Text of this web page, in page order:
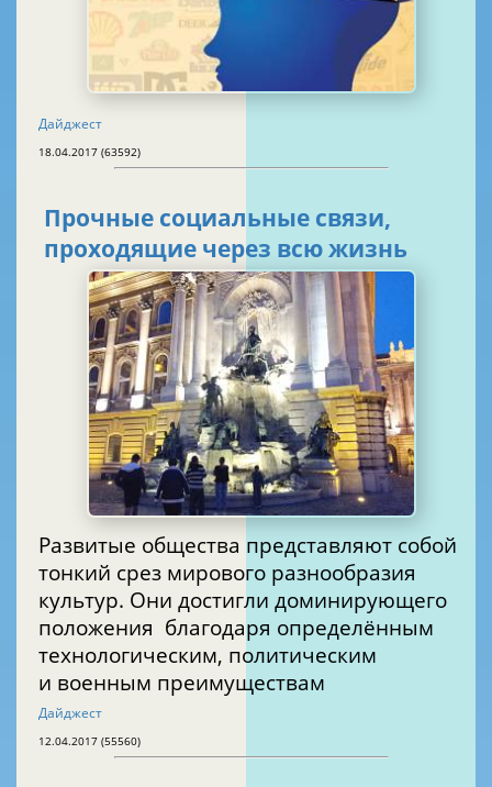
Дайджест
18.04.2017 (63592)
Прочные социальные связи,
проходящие через всю жизнь
Развитые общества представляют собой
тонкий срез мирового разнообразия
культур. Они достигли доминирующего
положения благодаря определённым
технологическим, политическим
и военным преимуществам
Дайджест
12.04.2017 (55560)